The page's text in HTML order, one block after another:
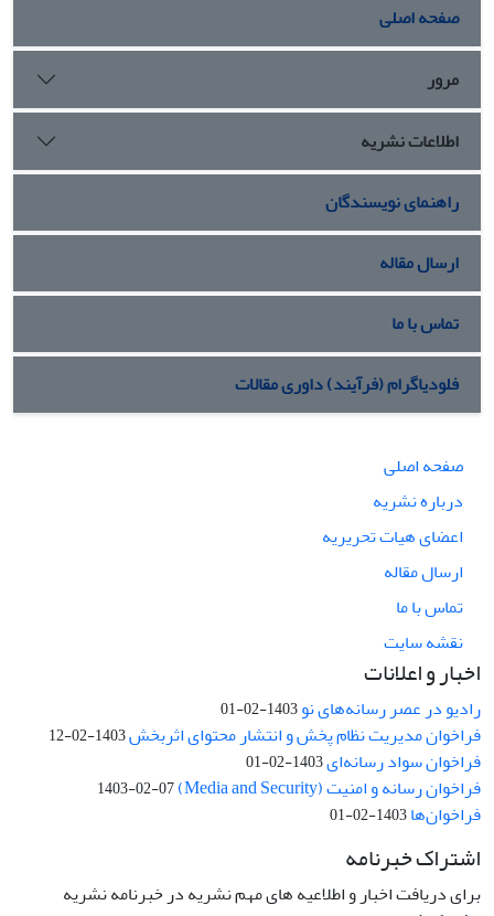
صفحه اصلی
مرور
اطلاعات نشریه
راهنمای نویسندگان
ارسال مقاله
تماس با ما
فلودیاگرام (فرآیند) داوری مقالات
صفحه اصلی
درباره نشریه
اعضای هیات تحریریه
ارسال مقاله
تماس با ما
نقشه سایت
اخبار و اعلانات
رادیو در عصر رسانه‌های نو1403-02-01
فراخوان مدیریت نظام پخش و انتشار محتوای اثربخش1403-02-12
فراخوان سواد رسانه‌ای1403-02-01
فراخوان رسانه و امنیت (Media and Security) 1403-02-07
فراخوان‌ها1403-02-01
اشتراک خبرنامه
برای دریافت اخبار و اطلاعیه های مهم نشریه در خبرنامه نشریه